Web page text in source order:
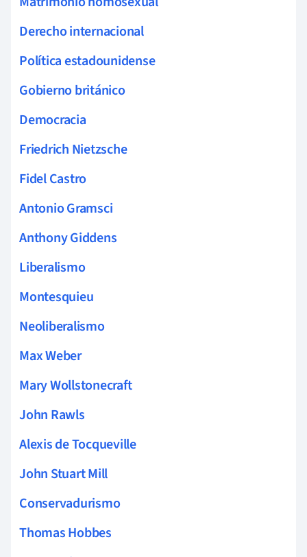
Derecho internacional
Política estadounidense
Gobierno británico
Democracia
Friedrich Nietzsche
Fidel Castro
Antonio Gramsci
Anthony Giddens
Liberalismo
Montesquieu
Neoliberalismo
Max Weber
Mary Wollstonecraft
John Rawls
Alexis de Tocqueville
John Stuart Mill
Conservadurismo
Thomas Hobbes